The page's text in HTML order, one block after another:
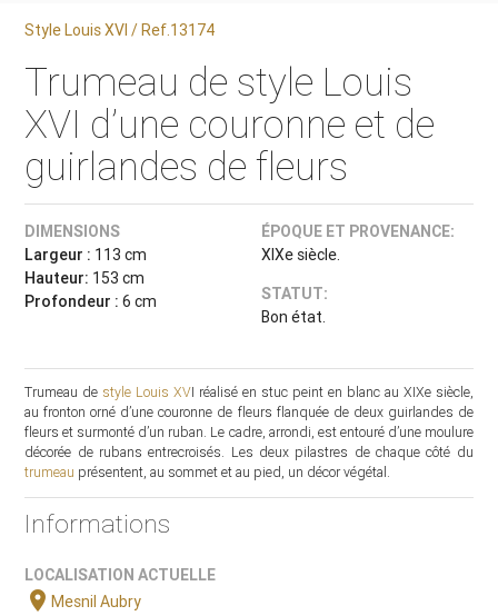
Style Louis XVI / Ref.13174
Trumeau de style Louis
XVI d’une couronne et de
guirlandes de fleurs
DIMENSIONS
Largeur : 113 cm
Hauteur: 153 cm
Profondeur : 6 cm
ÉPOQUE ET PROVENANCE:
XIXe siècle.
STATUT:
Bon état.
Trumeau de style Louis XVI réalisé en stuc peint en blanc au XIXe siècle,
au fronton orné d’une couronne de fleurs flanquée de deux guirlandes de
fleurs et surmonté d’un ruban. Le cadre, arrondi, est entouré d’une moulure
décorée de rubans entrecroisés. Les deux pilastres de chaque côté du
trumeau présentent, au sommet et au pied, un décor végétal.
Informations
LOCALISATION ACTUELLE
location_onMesnil Aubry